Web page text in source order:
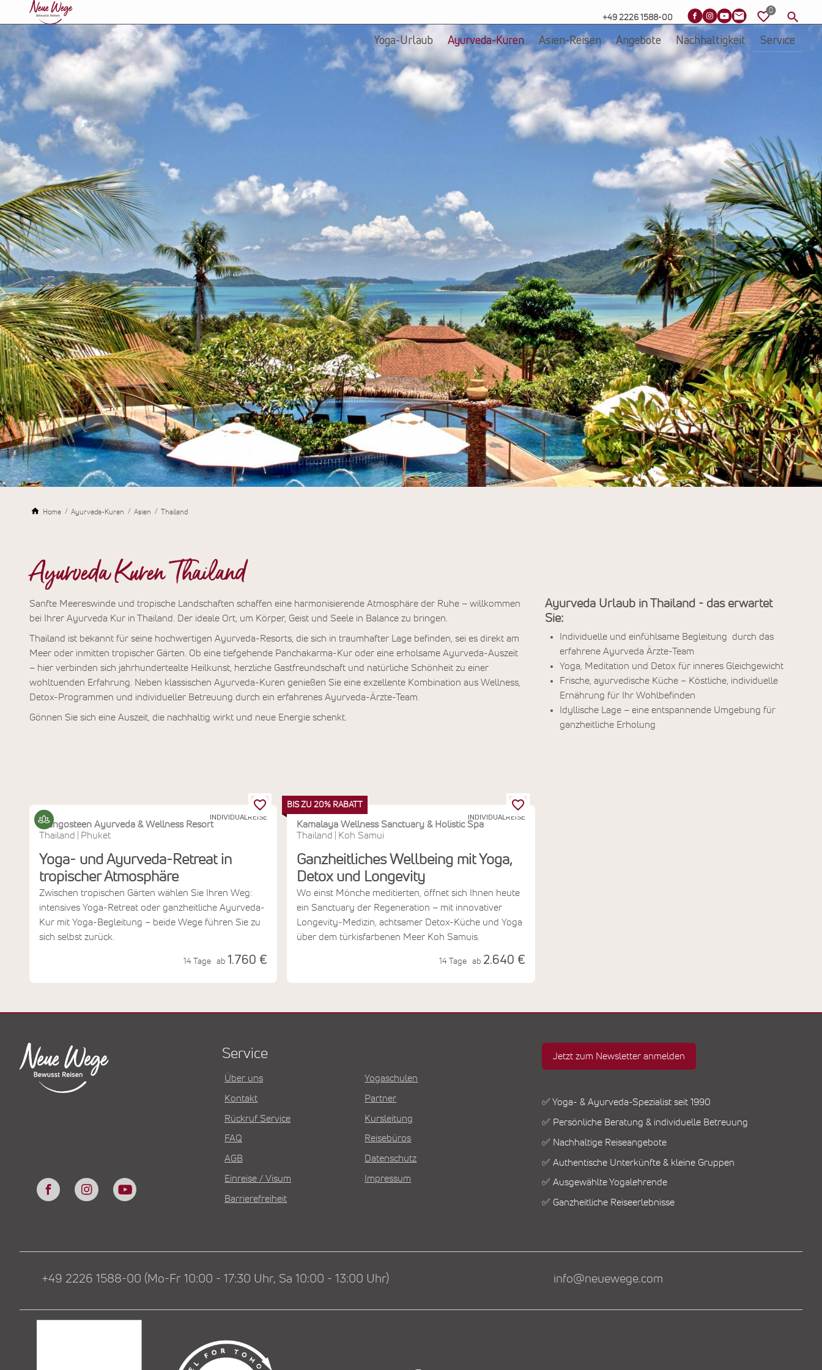
+49 2226 1588-00
Yoga-Urlaub Ayurveda-Kuren Asien-Reisen Angebote Nachhaltigkeit Service
Home Ayurveda-Kuren Asien Thailand
Ayurveda Kuren Thailand
Sanfte Meereswinde und tropische Landschaften schaffen eine harmonisierende Atmosphäre der Ruhe – willkommen
bei Ihrer Ayurveda Kur in Thailand. Der ideale Ort, um Körper, Geist und Seele in Balance zu bringen.
Thailand ist bekannt für seine hochwertigen Ayurveda-Resorts, die sich in traumhafter Lage befinden, sei es direkt am
Meer oder inmitten tropischer Gärten. Ob eine tiefgehende Panchakarma-Kur oder eine erholsame Ayurveda-Auszeit
– hier verbinden sich jahrhundertealte Heilkunst, herzliche Gastfreundschaft und natürliche Schönheit zu einer
wohltuenden Erfahrung. Neben klassischen Ayurveda-Kuren genießen Sie eine exzellente Kombination aus Wellness,
Detox-Programmen und individueller Betreuung durch ein erfahrenes Ayurveda-Ärzte-Team.
Gönnen Sie sich eine Auszeit, die nachhaltig wirkt und neue Energie schenkt.
Ayurveda Urlaub in Thailand - das erwartet
Sie:
Individuelle und einfühlsame Begleitung durch das
erfahrene Ayurveda Ärzte-Team
Yoga, Meditation und Detox für inneres Gleichgewicht
Frische, ayurvedische Küche – Köstliche, individuelle
Ernährung für Ihr Wohlbefinden
Idyllische Lage – eine entspannende Umgebung für
ganzheitliche Erholung
INDIVIDUALREISE
Mangosteen Ayurveda & Wellness Resort
Thailand
Phuket
Yoga- und Ayurveda-Retreat in
tropischer Atmosphäre
Zwischen tropischen Gärten wählen Sie Ihren Weg:
intensives Yoga-Retreat oder ganzheitliche Ayurveda-
Kur mit Yoga-Begleitung – beide Wege führen Sie zu
sich selbst zurück.
14 Tage ab 1.760 €
INDIVIDUALREISE
BIS ZU 20% RABATT
Kamalaya Wellness Sanctuary & Holistic Spa
Thailand
Koh Samui
Ganzheitliches Wellbeing mit Yoga,
Detox und Longevity
Wo einst Mönche meditierten, öffnet sich Ihnen heute
ein Sanctuary der Regeneration – mit innovativer
Longevity-Medizin, achtsamer Detox-Küche und Yoga
über dem türkisfarbenen Meer Koh Samuis.
14 Tage ab 2.640 €
Service
Über uns
Kontakt
Rückruf Service
FAQ
AGB
Einreise / Visum
Barrierefreiheit
Yogaschulen
Partner
Kursleitung
Reisebüros
Datenschutz
Impressum
Jetzt zum Newsletter anmelden
✅ Yoga- & Ayurveda-Spezialist seit 1990
✅ Persönliche Beratung & individuelle Betreuung
✅ Nachhaltige Reiseangebote
✅ Authentische Unterkünfte & kleine Gruppen
✅ Ausgewählte Yogalehrende
✅ Ganzheitliche Reiseerlebnisse
+49 2226 1588-00 (Mo-Fr 10:00 - 17:30 Uhr, Sa 10:00 - 13:00 Uhr) info@neuewege.com